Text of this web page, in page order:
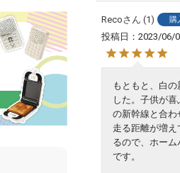
Reco 1 購
投稿日 2023/06/
もともと、白
した。子供が
の新幹線と合わ
走る距離が増
るので、ホー
です。